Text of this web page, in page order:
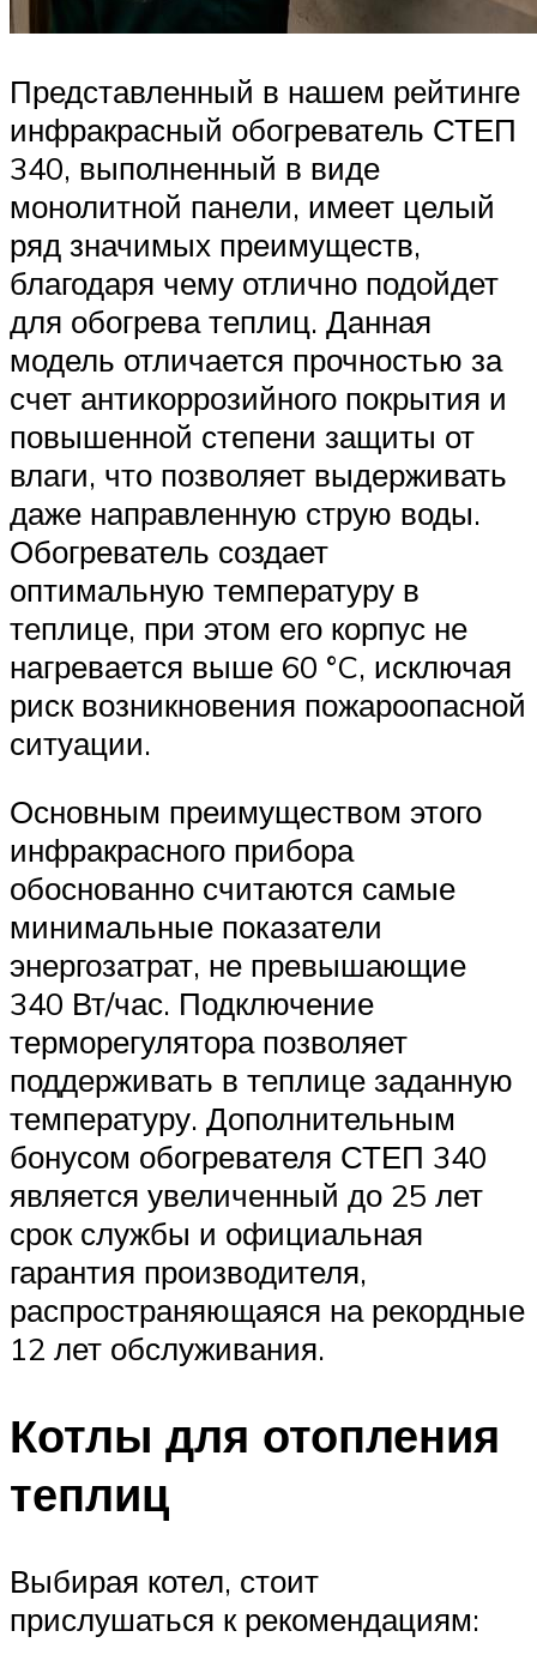
Представленный в нашем рейтинге
инфракрасный обогреватель СТЕП
340, выполненный в виде
монолитной панели, имеет целый
ряд значимых преимуществ,
благодаря чему отлично подойдет
для обогрева теплиц. Данная
модель отличается прочностью за
счет антикоррозийного покрытия и
повышенной степени защиты от
влаги, что позволяет выдерживать
даже направленную струю воды.
Обогреватель создает
оптимальную температуру в
теплице, при этом его корпус не
нагревается выше 60 °C, исключая
риск возникновения пожароопасной
ситуации.
Основным преимуществом этого
инфракрасного прибора
обоснованно считаются самые
минимальные показатели
энергозатрат, не превышающие
340 Вт/час. Подключение
терморегулятора позволяет
поддерживать в теплице заданную
температуру. Дополнительным
бонусом обогревателя СТЕП 340
является увеличенный до 25 лет
срок службы и официальная
гарантия производителя,
распространяющаяся на рекордные
12 лет обслуживания.
Котлы для отопления
теплиц
Выбирая котел, стоит
прислушаться к рекомендациям: